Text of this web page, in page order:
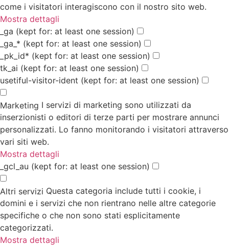
come i visitatori interagiscono con il nostro sito web.
Mostra dettagli
_ga (kept for: at least one session)
_ga_* (kept for: at least one session)
_pk_id* (kept for: at least one session)
tk_ai (kept for: at least one session)
usetiful-visitor-ident (kept for: at least one session)
Marketing I servizi di marketing sono utilizzati da
inserzionisti o editori di terze parti per mostrare annunci
personalizzati. Lo fanno monitorando i visitatori attraverso
vari siti web.
Mostra dettagli
_gcl_au (kept for: at least one session)
Altri servizi Questa categoria include tutti i cookie, i
domini e i servizi che non rientrano nelle altre categorie
specifiche o che non sono stati esplicitamente
categorizzati.
Mostra dettagli